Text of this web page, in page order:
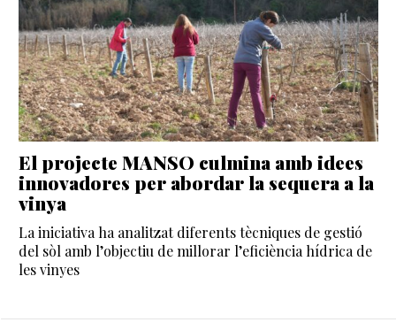
El projecte MANSO culmina amb idees
innovadores per abordar la sequera a la
vinya
La iniciativa ha analitzat diferents tècniques de gestió
del sòl amb l’objectiu de millorar l’eficiència hídrica de
les vinyes